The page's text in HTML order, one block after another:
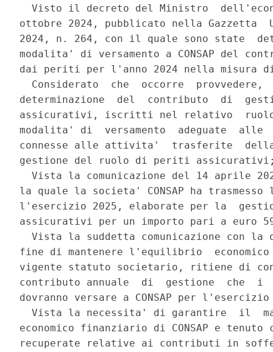
Visto il decreto del Ministro
ottobre 2024, pubblicato nella Gazzetta
2024, n. 264, con il quale sono state
modalita' di versamento a CONSAP del
dai periti per l'anno 2024 nella misura
Considerato  che  occorre  provvedere,
determinazione  del  contributo  di
assicurativi, iscritti nel relativo
modalita' di  versamento  adeguate  alle
connesse alle attivita'  trasferite  della
gestione del ruolo di periti
Vista la comunicazione del 14 aprile
la quale la societa' CONSAP ha
l'esercizio 2025, elaborate per la
assicurativi per un importo pari a euro
Vista la suddetta comunicazione con la
fine di mantenere l'equilibrio
vigente statuto societario, ritiene di
contributo annuale  di  gestione
dovranno versare a CONSAP per
Vista la necessita' di garantire  il
economico finanziario di CONSAP e tenuto
recuperate relative ai contributi in